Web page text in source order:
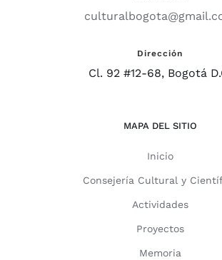
Dirección
Cl. 92 #12-68, Bogotá
MAPA DEL SITIO
Inicio
Consejería Cultural y
Actividades
Proyectos
Memoria